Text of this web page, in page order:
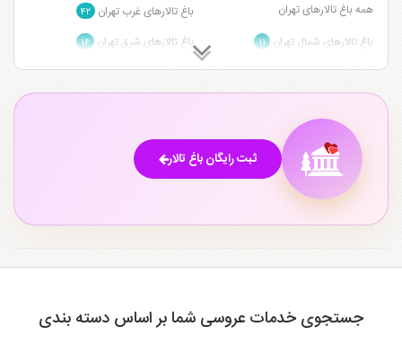
همه باغ تالارهای تهران باغ تالارهای غرب تهران ۴۲
باغ تالارهای شمال تهران ۱۱ باغ تالارهای شرق تهران ۱۶
باغ تالارهای شمال غرب تهران ۲ باغ تالارهای شمال شرق تهران ۱
باغ تالارهای مرکز تهران باغ تالارهای جنوب تهران
باغ تالارهای گرمدره تهران ۲
ثبت رایگان باغ تالار
جستجوی خدمات عروسی شما بر اساس دسته بندی